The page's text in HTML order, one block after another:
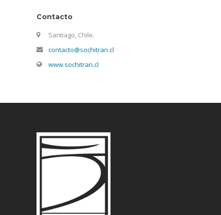
Contacto
Santiago, Chile.
contacto@sochitran.cl
www.sochitran.cl